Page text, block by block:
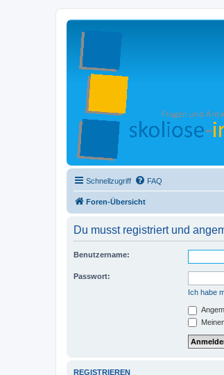
Schnellzugriff FAQ
Foren-Übersicht
Du musst registriert und
Benutzername:
Passwort:
Ich habe
REGISTRIEREN